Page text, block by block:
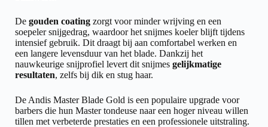
De gouden coating zorgt voor minder wrijving en een
soepeler snijgedrag, waardoor het snijmes koeler blijft tijdens
intensief gebruik. Dit draagt bij aan comfortabel werken en
een langere levensduur van het blade. Dankzij het
nauwkeurige snijprofiel levert dit snijmes gelijkmatige
resultaten, zelfs bij dik en stug haar.
De Andis Master Blade Gold is een populaire upgrade voor
barbers die hun Master tondeuse naar een hoger niveau willen
tillen met verbeterde prestaties en een professionele uitstraling.